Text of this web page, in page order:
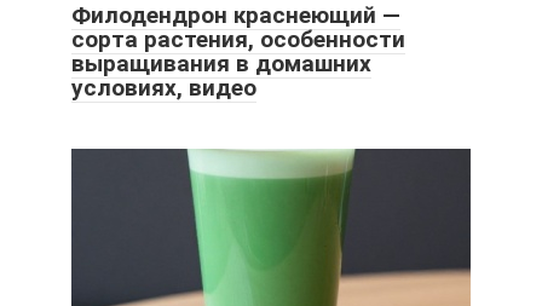
Филодендрон краснеющий —
сорта растения, особенности
выращивания в домашних
условиях, видео